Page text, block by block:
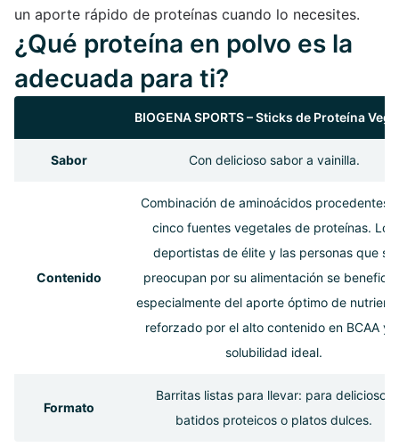
un aporte rápido de proteínas cuando lo necesites.
¿Qué proteína en polvo es la
adecuada para ti?
BIOGENA SPORTS – Sticks de Proteína
Sabor Con delicioso sabor a vainilla.
Contenido
Combinación de aminoácidos procedentes
cinco fuentes vegetales de proteínas. Los
deportistas de élite y las personas que se
preocupan por su alimentación se
especialmente del aporte óptimo de
reforzado por el alto contenido en BCAA y
solubilidad ideal.
Formato
Barritas listas para llevar: para deliciosos
batidos proteicos o platos dulces.